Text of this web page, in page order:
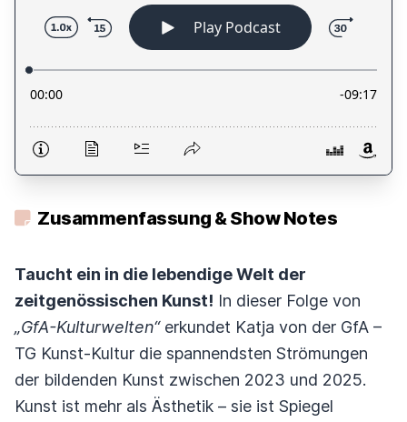
Zusammenfassung & Show Notes
Taucht ein in die lebendige Welt der
zeitgenössischen Kunst! In dieser Folge von
„GfA-Kulturwelten“erkundet Katja von der GfA –
TG Kunst-Kultur die spannendsten Strömungen
der bildenden Kunst zwischen 2023 und 2025.
Kunst ist mehr als Ästhetik – sie ist Spiegel